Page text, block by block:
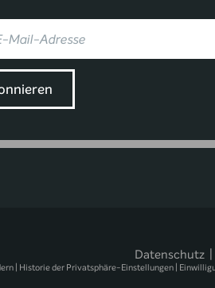
Datenschutz
Historie der Privatsphäre-Einstellungen